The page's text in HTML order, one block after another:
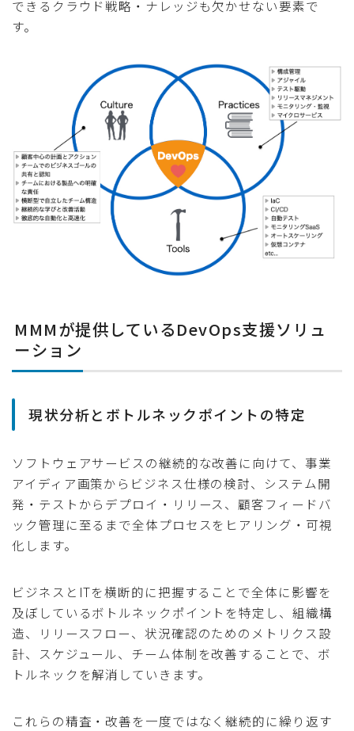
できるクラウド戦略・ナレッジも欠かせない要素で
す。
MMMが提供しているDevOps支援ソリュ
ーション
現状分析とボトルネックポイントの特定
ソフトウェアサービスの継続的な改善に向けて、事業
アイディア画策からビジネス仕様の検討、システム開
発・テストからデプロイ・リリース、顧客フィードバ
ック管理に至るまで全体プロセスをヒアリング・可視
化します。
ビジネスとITを横断的に把握することで全体に影響を
及ぼしているボトルネックポイントを特定し、組織構
造、リリースフロー、状況確認のためのメトリクス設
計、スケジュール、チーム体制を改善することで、ボ
トルネックを解消していきます。
これらの精査・改善を一度ではなく継続的に繰り返す